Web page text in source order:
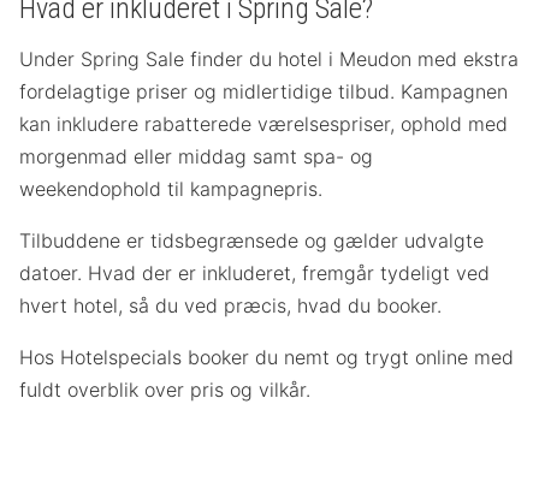
Hvad er inkluderet i Spring Sale?
Under Spring Sale finder du hotel i Meudon med ekstra
fordelagtige priser og midlertidige tilbud. Kampagnen
kan inkludere rabatterede værelsespriser, ophold med
morgenmad eller middag samt spa- og
weekendophold til kampagnepris.
Tilbuddene er tidsbegrænsede og gælder udvalgte
datoer. Hvad der er inkluderet, fremgår tydeligt ved
hvert hotel, så du ved præcis, hvad du booker.
Hos Hotelspecials booker du nemt og trygt online med
fuldt overblik over pris og vilkår.